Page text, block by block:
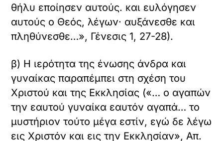
θήλυ εποίησεν αυτούς. και ευλόγησεν
αυτούς ο Θεός, λέγων· αυξάνεσθε και
πληθύνεσθε…», Γένεσις 1, 27-28).
β) Η ιερότητα της ένωσης άνδρα και
γυναίκας παραπέμπει στη σχέση του
Χριστού και της Εκκλησίας («… ο αγαπών
την εαυτού γυναίκα εαυτόν αγαπά… το
μυστήριον τούτο μέγα εστίν, εγώ δε λέγω
εις Χριστόν και εις την Εκκλησίαν», Απ.